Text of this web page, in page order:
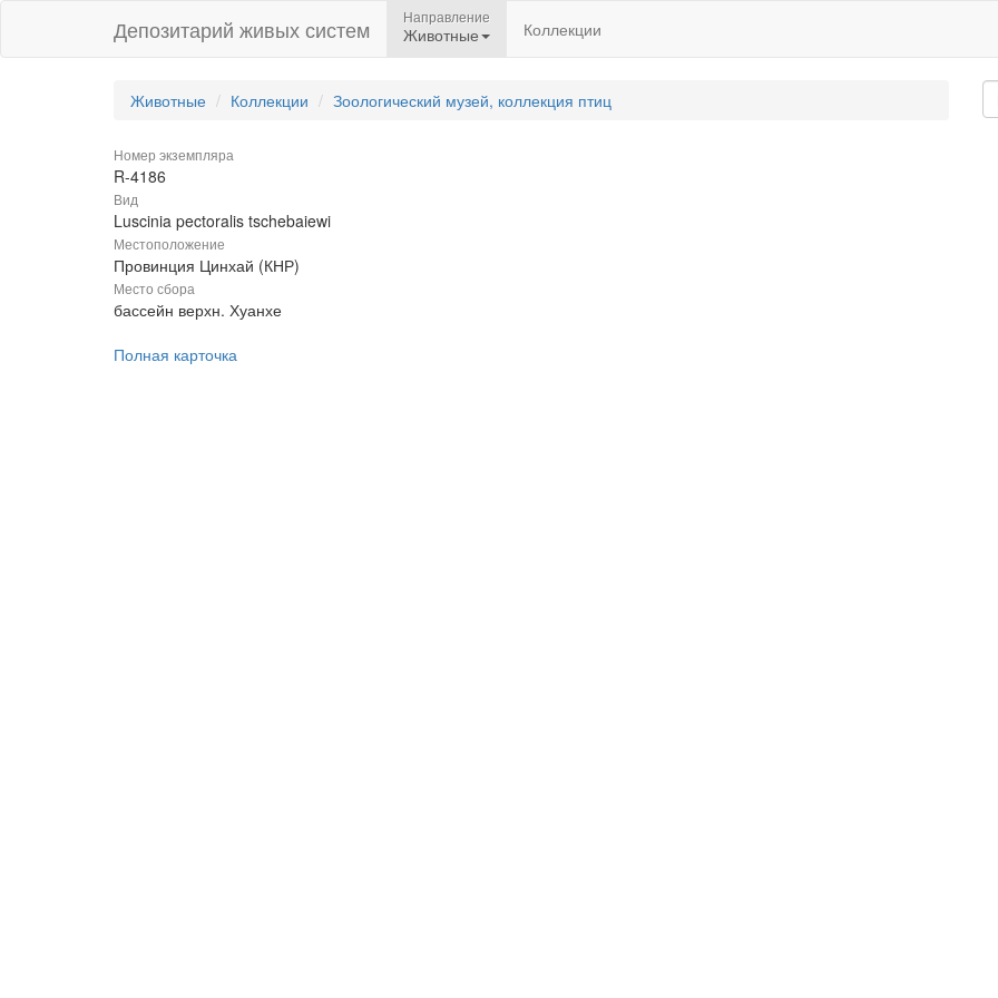
Депозитарий живых систем Направление
Животные Коллекции
Животные Коллекции Зоологический музей, коллекция птиц
Номер экземпляра
R-4186
Вид
Luscinia pectoralis tschebaiewi
Местоположение
Провинция Цинхай (КНР)
Место сбора
бассейн верхн. Хуанхе
Полная карточка